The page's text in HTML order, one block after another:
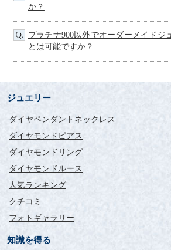
か？
プラチナ900以外でオーダーメイドジ
とは可能ですか？
ジュエリー
ダイヤペンダントネックレス
ダイヤモンドピアス
ダイヤモンドリング
ダイヤモンドルース
人気ランキング
クチコミ
フォトギャラリー
知識を得る